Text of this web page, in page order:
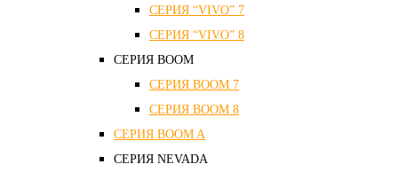
СЕРИЯ “VIVO” 7
СЕРИЯ “VIVO” 8
СЕРИЯ ВOOM
СЕРИЯ ВOOM 7
СЕРИЯ ВOOM 8
СЕРИЯ ВOOM A
СЕРИЯ NEVADA